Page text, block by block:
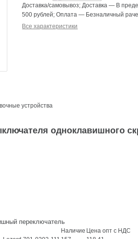
Доставка/самовывоз;Доставка — В
500 рублей;Оплата — Безналичный
Все характеристики
устройства
одноклавишного
переключатель
Наличие Цена опт с НДС